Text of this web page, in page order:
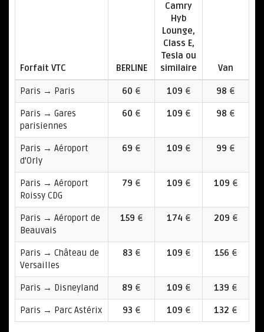
Forfait VTC BERLINE
Camry
Hyb
Lounge,
Class E,
Tesla ou
similaire
Van
Paris → Paris 60 € 109 € 98 €
Paris → Gares
parisiennes
60 € 109 € 98 €
Paris → Aéroport
d'Orly
69 € 109 € 99 €
Paris → Aéroport
Roissy CDG
79 € 109 € 109 €
Paris → Aéroport de
Beauvais
159 € 174 € 209 €
Paris → Château de
Versailles
83 € 109 € 156 €
Paris → Disneyland 89 € 109 € 139 €
Paris → Parc Astérix 93 € 109 € 132 €